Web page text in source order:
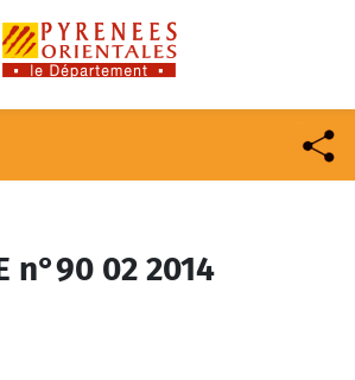
n°90 02 2014